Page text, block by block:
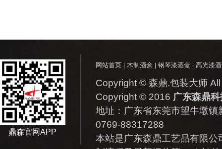
鼎森官网APP
网站首页 木制酒盒 钢琴漆酒盒 高光漆
Copyright © 森鼎.包装大师
Copyright © 2016 广东森鼎
地址： 广东省东莞市望牛墩镇
0769-88317288
本站是广东森鼎工艺品有限